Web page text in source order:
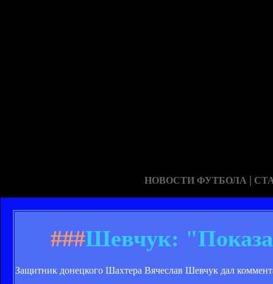
НОВОСТИ ФУТБОЛА |
###Шевчук:
Защитник донецкого Шахтера Вячеслав Шевчук дал